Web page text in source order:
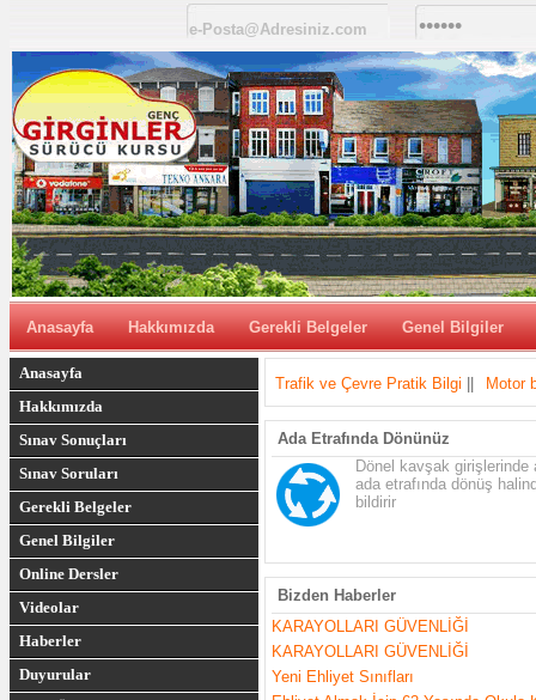
Anasayfa Hakkımızda Gerekli Belgeler Genel Bilgiler
Anasayfa
Hakkımızda
Sınav Sonuçları
Sınav Soruları
Gerekli Belgeler
Genel Bilgiler
Online Dersler
Videolar
Haberler
Duyurular
Trafik ve Çevre Pratik Bilgi Motor
Ada Etrafında Dönünüz
Dönel kavşak
ada etrafında dönüş
bildirir
Bizden Haberler
KARAYOLLARI GÜVENLİĞİ
KARAYOLLARI GÜVENLİĞİ
Yeni Ehliyet Sınıfları